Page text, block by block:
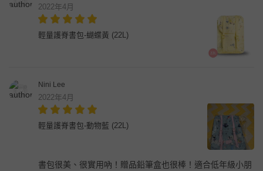
2022年4月
輕量護脊書包-蝴蝶黃 (22L)
Nini Lee
2022年4月
輕量護脊書包-動物藍 (22L)
書包很美、很實用吶！贈品鉛筆盒也很棒！適合低年級小朋